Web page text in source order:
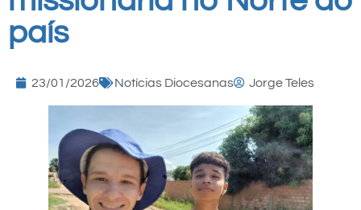
país
23/01/2026 Notícias Diocesanas Jorge Teles